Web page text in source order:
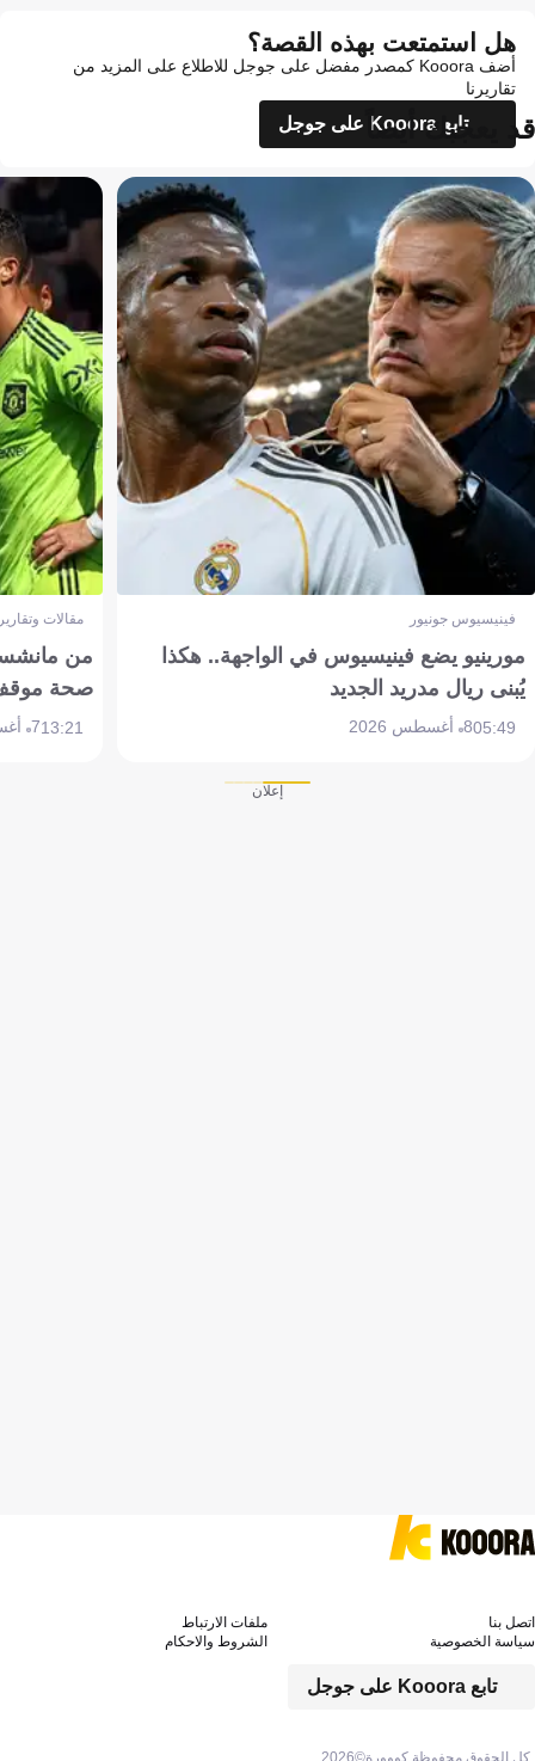
هل استمتعت بهذه القصة؟
أضف Kooora كمصدر مفضل على جوجل للاطلاع على المزيد من
تقاريرنا
تابع Kooora على جوجل
قد يعجبك أيضاً
فينيسيوس جونيور
مورينيو يضع فينيسيوس في الواجهة.. هكذا
يُبنى ريال مدريد الجديد
05:498 أغسطس 2026
مقالات
من
صحة موقف
13:217 أغسطس 2026
إعلان
كل الحقوق محفوظة كووورة©2026
تابع Kooora على جوجل
اتصل بنا
ملفات الارتباط
سياسة الخصوصية
الشروط والاحكام